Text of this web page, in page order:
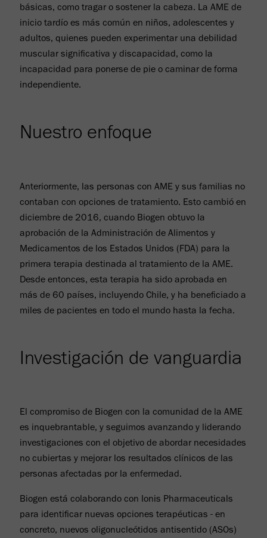
básicas, como tragar o sostener la cabeza. La AME de
inicio tardío es más común en niños, adolescentes y
adultos, quienes pueden experimentar una debilidad
muscular significativa y discapacidad, como la
incapacidad para ponerse de pie o caminar de forma
independiente.
Nuestro enfoque
Anteriormente, las personas con AME y sus familias no
contaban con opciones de tratamiento. Esto cambió en
diciembre de 2016, cuando Biogen obtuvo la
aprobación de la Administración de Alimentos y
Medicamentos de los Estados Unidos (FDA) para la
primera terapia destinada al tratamiento de la AME.
Desde entonces, esta terapia ha sido aprobada en
más de 60 países, incluyendo Chile, y ha beneficiado a
miles de pacientes en todo el mundo hasta la fecha.
Investigación de vanguardia
El compromiso de Biogen con la comunidad de la AME
es inquebrantable, y seguimos avanzando y liderando
investigaciones con el objetivo de abordar necesidades
no cubiertas y mejorar los resultados clínicos de las
personas afectadas por la enfermedad.
Biogen está colaborando con Ionis Pharmaceuticals
para identificar nuevas opciones terapéuticas - en
concreto, nuevos oligonucleótidos antisentido (ASOs)